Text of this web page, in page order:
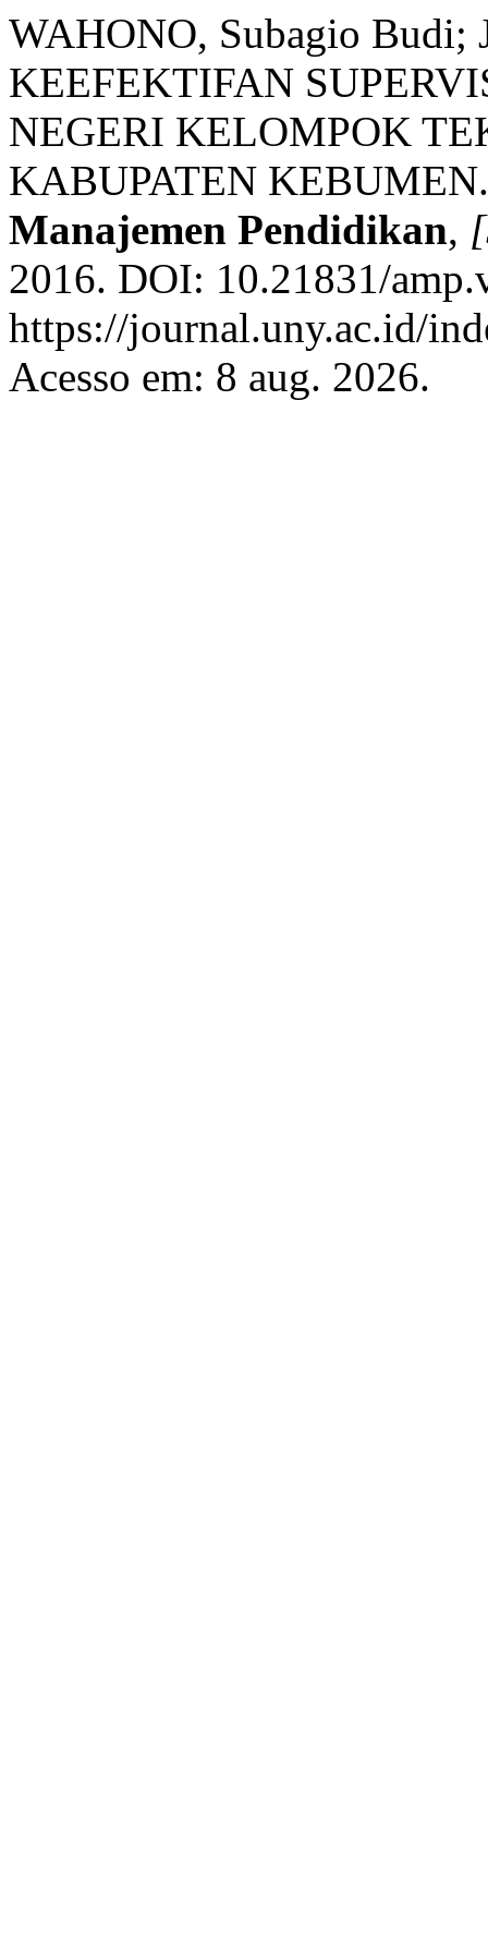
WAHONO, Subagio Budi;
KEEFEKTIFAN
NEGERI KELOMPOK
KABUPATEN
Manajemen Pendidikan,
2016. DOI: 10.21831/
https://journal.uny.ac.id/
Acesso em: 8 aug. 2026.